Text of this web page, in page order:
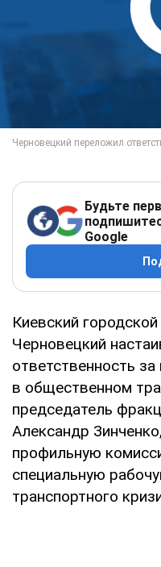
Будьте
Google
Киевский
Черновецкий
ответственность
в общественном
председатель
Александр
профильную
специальную
транспортного